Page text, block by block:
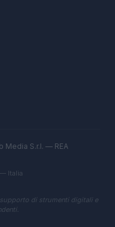
Media S.r.l. — REA
Italia
di strumenti digitali e